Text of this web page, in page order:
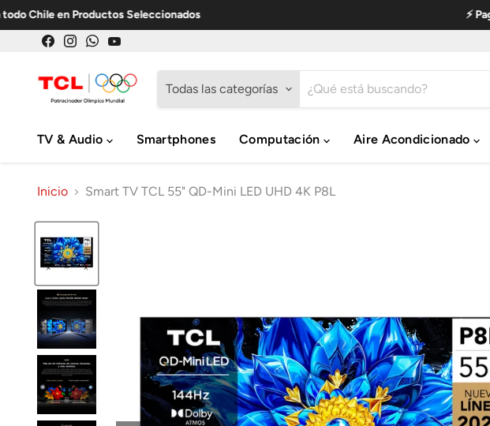
Chile en Productos Seleccionados ⚡
Facebook
Instagram
en
WhatsApp
en
YouTube
Todas las categorías
TV & Audio
Smartphones Computación Aire Acondicionado
Inicio Smart TV TCL 55" QD-Mini LED UHD 4K P8L